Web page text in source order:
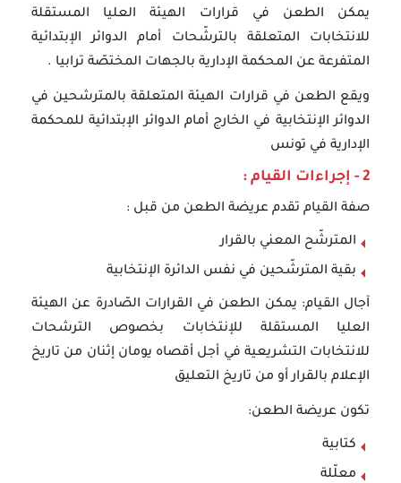
يمكن الطعن في قرارات الهيئة العليا المستقلة
للانتخابات المتعلقة بالترشّحات أمام الدوائر الإبتدائية
المتفرعة عن المحكمة الإدارية بالجهات المختصّة ترابيا .
ويقع الطعن في قرارات الهيئة المتعلقة بالمترشحين في
الدوائر الإنتخابية في الخارج أمام الدوائر الإبتدائية للمحكمة
الإدارية في تونس
2 - إجراءات القيام :
صفة القيام تقدم عريضة الطعن من قبل :
المترشّح المعني بالقرار
بقية المترشّحين في نفس الدائرة الإنتخابية
آجال القيام: يمكن الطعن في القرارات الصّادرة عن الهيئة
العليا المستقلة للإنتخابات بخصوص الترشحات
للانتخابات التشريعية في أجل أقصاه يومان إثنان من تاريخ
الإعلام بالقرار أو من تاريخ التعليق
تكون عريضة الطعن:
كتابية
معلّلة